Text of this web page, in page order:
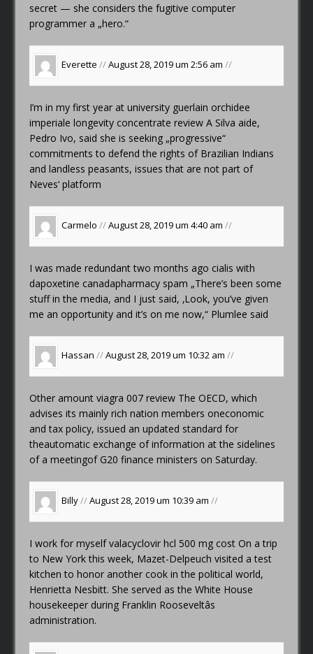
secret — she considers the fugitive computer
programmer a „hero.“
Everette //August 28, 2019 um 2:56 am//
I’m in my first year at university guerlain orchidee
imperiale longevity concentrate review A Silva aide,
Pedro Ivo, said she is seeking „progressive“
commitments to defend the rights of Brazilian Indians
and landless peasants, issues that are not part of
Neves‘ platform
Carmelo //August 28, 2019 um 4:40 am//
I was made redundant two months agocialis with
dapoxetine canadapharmacy spam „There’s been some
stuff in the media, and I just said, ‚Look, you’ve given
me an opportunity and it’s on me now,“ Plumlee said
Hassan //August 28, 2019 um 10:32 am//
Other amountviagra 007 review The OECD, which
advises its mainly rich nation members oneconomic
and tax policy, issued an updated standard for
theautomatic exchange of information at the sidelines
of a meetingof G20 finance ministers on Saturday.
Billy//August 28, 2019 um 10:39 am//
I work for myselfvalacyclovir hcl 500 mg cost On a trip
to New York this week, Mazet-Delpeuch visited a test
kitchen to honor another cook in the political world,
Henrietta Nesbitt. She served as the White House
housekeeper during Franklin Rooseveltâs
administration.